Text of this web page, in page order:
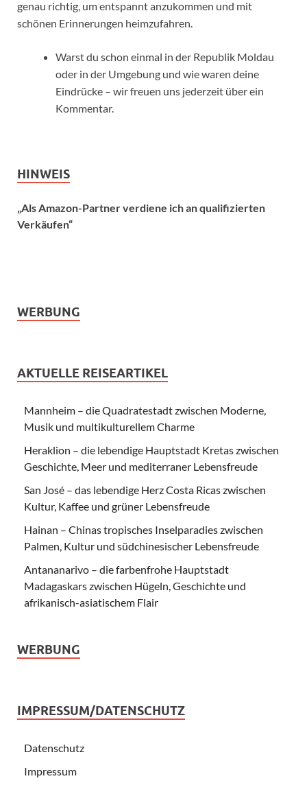
genau richtig, um entspannt anzukommen und mit
schönen Erinnerungen heimzufahren.
Warst du schon einmal in der Republik Moldau
oder in der Umgebung und wie waren deine
Eindrücke – wir freuen uns jederzeit über ein
Kommentar.
HINWEIS
„Als Amazon-Partner verdiene ich an qualifizierten
Verkäufen“
WERBUNG
AKTUELLE REISEARTIKEL
Mannheim – die Quadratestadt zwischen Moderne,
Musik und multikulturellem Charme
Heraklion – die lebendige Hauptstadt Kretas zwischen
Geschichte, Meer und mediterraner Lebensfreude
San José – das lebendige Herz Costa Ricas zwischen
Kultur, Kaffee und grüner Lebensfreude
Hainan – Chinas tropisches Inselparadies zwischen
Palmen, Kultur und südchinesischer Lebensfreude
Antananarivo – die farbenfrohe Hauptstadt
Madagaskars zwischen Hügeln, Geschichte und
afrikanisch-asiatischem Flair
WERBUNG
IMPRESSUM/DATENSCHUTZ
Datenschutz
Impressum